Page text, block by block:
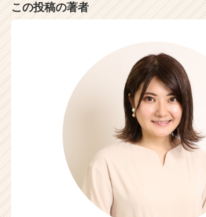
この投稿の著者